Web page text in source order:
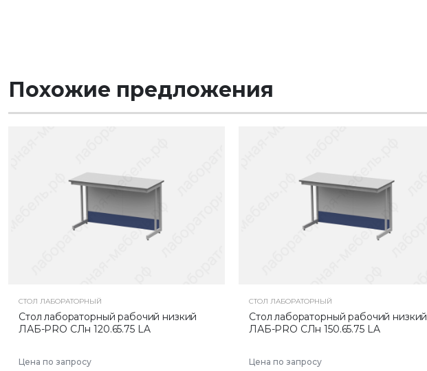
Похожие предложения
СТОЛ ЛАБОРАТОРНЫЙ
Стол лабораторный рабочий низкий
ЛАБ-PRO CЛн 120.65.75 LA
Цена по запросу
СТОЛ ЛАБОРАТОРНЫЙ
Стол лабораторный рабочий низкий
ЛАБ-PRO CЛн 150.65.75 LA
Цена по запросу